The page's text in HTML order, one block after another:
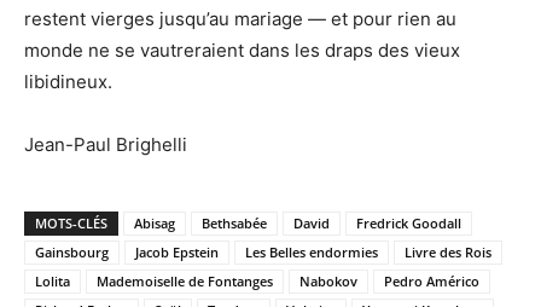
restent vierges jusqu’au mariage — et pour rien au
monde ne se vautreraient dans les draps des vieux
libidineux.
Jean-Paul Brighelli
MOTS-CLÉS Abisag Bethsabée David
Fredrick Goodall
Gainsbourg
Jacob Epstein Les Belles endormies
Livre des Rois
Lolita
Mademoiselle de Fontanges Nabokov
Pedro Américo